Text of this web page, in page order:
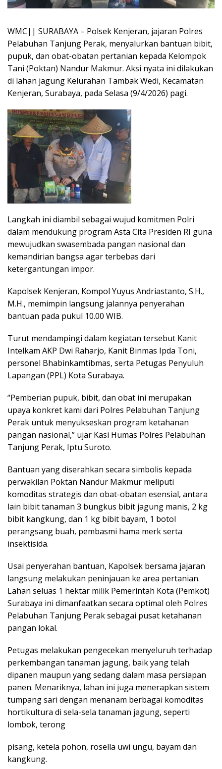
WMC|| SURABAYA – Polsek Kenjeran, jajaran Polres
Pelabuhan Tanjung Perak, menyalurkan bantuan bibit,
pupuk, dan obat-obatan pertanian kepada Kelompok
Tani (Poktan) Nandur Makmur. Aksi nyata ini dilakukan
di lahan jagung Kelurahan Tambak Wedi, Kecamatan
Kenjeran, Surabaya, pada Selasa (9/4/2026) pagi.
Langkah ini diambil sebagai wujud komitmen Polri
dalam mendukung program Asta Cita Presiden RI guna
mewujudkan swasembada pangan nasional dan
kemandirian bangsa agar terbebas dari
ketergantungan impor.
Kapolsek Kenjeran, Kompol Yuyus Andriastanto, S.H.,
M.H., memimpin langsung jalannya penyerahan
bantuan pada pukul 10.00 WIB.
Turut mendampingi dalam kegiatan tersebut Kanit
Intelkam AKP Dwi Raharjo, Kanit Binmas Ipda Toni,
personel Bhabinkamtibmas, serta Petugas Penyuluh
Lapangan (PPL) Kota Surabaya.
“Pemberian pupuk, bibit, dan obat ini merupakan
upaya konkret kami dari Polres Pelabuhan Tanjung
Perak untuk menyukseskan program ketahanan
pangan nasional,” ujar Kasi Humas Polres Pelabuhan
Tanjung Perak, Iptu Suroto.
Bantuan yang diserahkan secara simbolis kepada
perwakilan Poktan Nandur Makmur meliputi
komoditas strategis dan obat-obatan esensial, antara
lain bibit tanaman 3 bungkus bibit jagung manis, 2 kg
bibit kangkung, dan 1 kg bibit bayam, 1 botol
perangsang buah, pembasmi hama merk serta
insektisida.
Usai penyerahan bantuan, Kapolsek bersama jajaran
langsung melakukan peninjauan ke area pertanian.
Lahan seluas 1 hektar milik Pemerintah Kota (Pemkot)
Surabaya ini dimanfaatkan secara optimal oleh Polres
Pelabuhan Tanjung Perak sebagai pusat ketahanan
pangan lokal.
Petugas melakukan pengecekan menyeluruh terhadap
perkembangan tanaman jagung, baik yang telah
dipanen maupun yang sedang dalam masa persiapan
panen. Menariknya, lahan ini juga menerapkan sistem
tumpang sari dengan menanam berbagai komoditas
hortikultura di sela-sela tanaman jagung, seperti
lombok, terong
pisang, ketela pohon, rosella uwi ungu, bayam dan
kangkung.